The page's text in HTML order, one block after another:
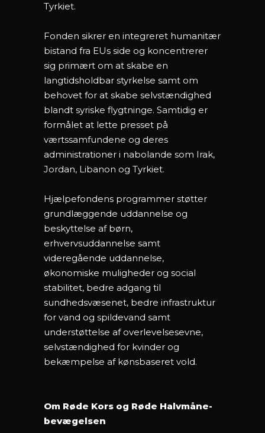
Tyrkiet.
Fonden sikrer en integreret humanitær
bistand fra EUs side og koncentrerer
sig primært om at skabe en
langtidsholdbar styrkelse samt om
behovet for at skabe selvstændighed
blandt syriske flygtninge. Samtidig er
formålet at lette presset på
værtssamfundene og deres
administrationer i nabolande som Irak,
Jordan, Libanon og Tyrkiet.
Hjælpefondens programmer støtter
grundlæggende uddannelse og
beskyttelse af børn,
erhvervsuddannelse samt
videregående uddannelse,
økonomiske muligheder og social
stabilitet, bedre adgang til
sundhedsvæsenet, bedre infrastruktur
for vand og spildevand samt
understøttelse af overlevelsesevne,
selvstændighed for kvinder og
bekæmpelse af kønsbaseret vold.
Om Røde Kors og Røde Halvmåne-
bevægelsen